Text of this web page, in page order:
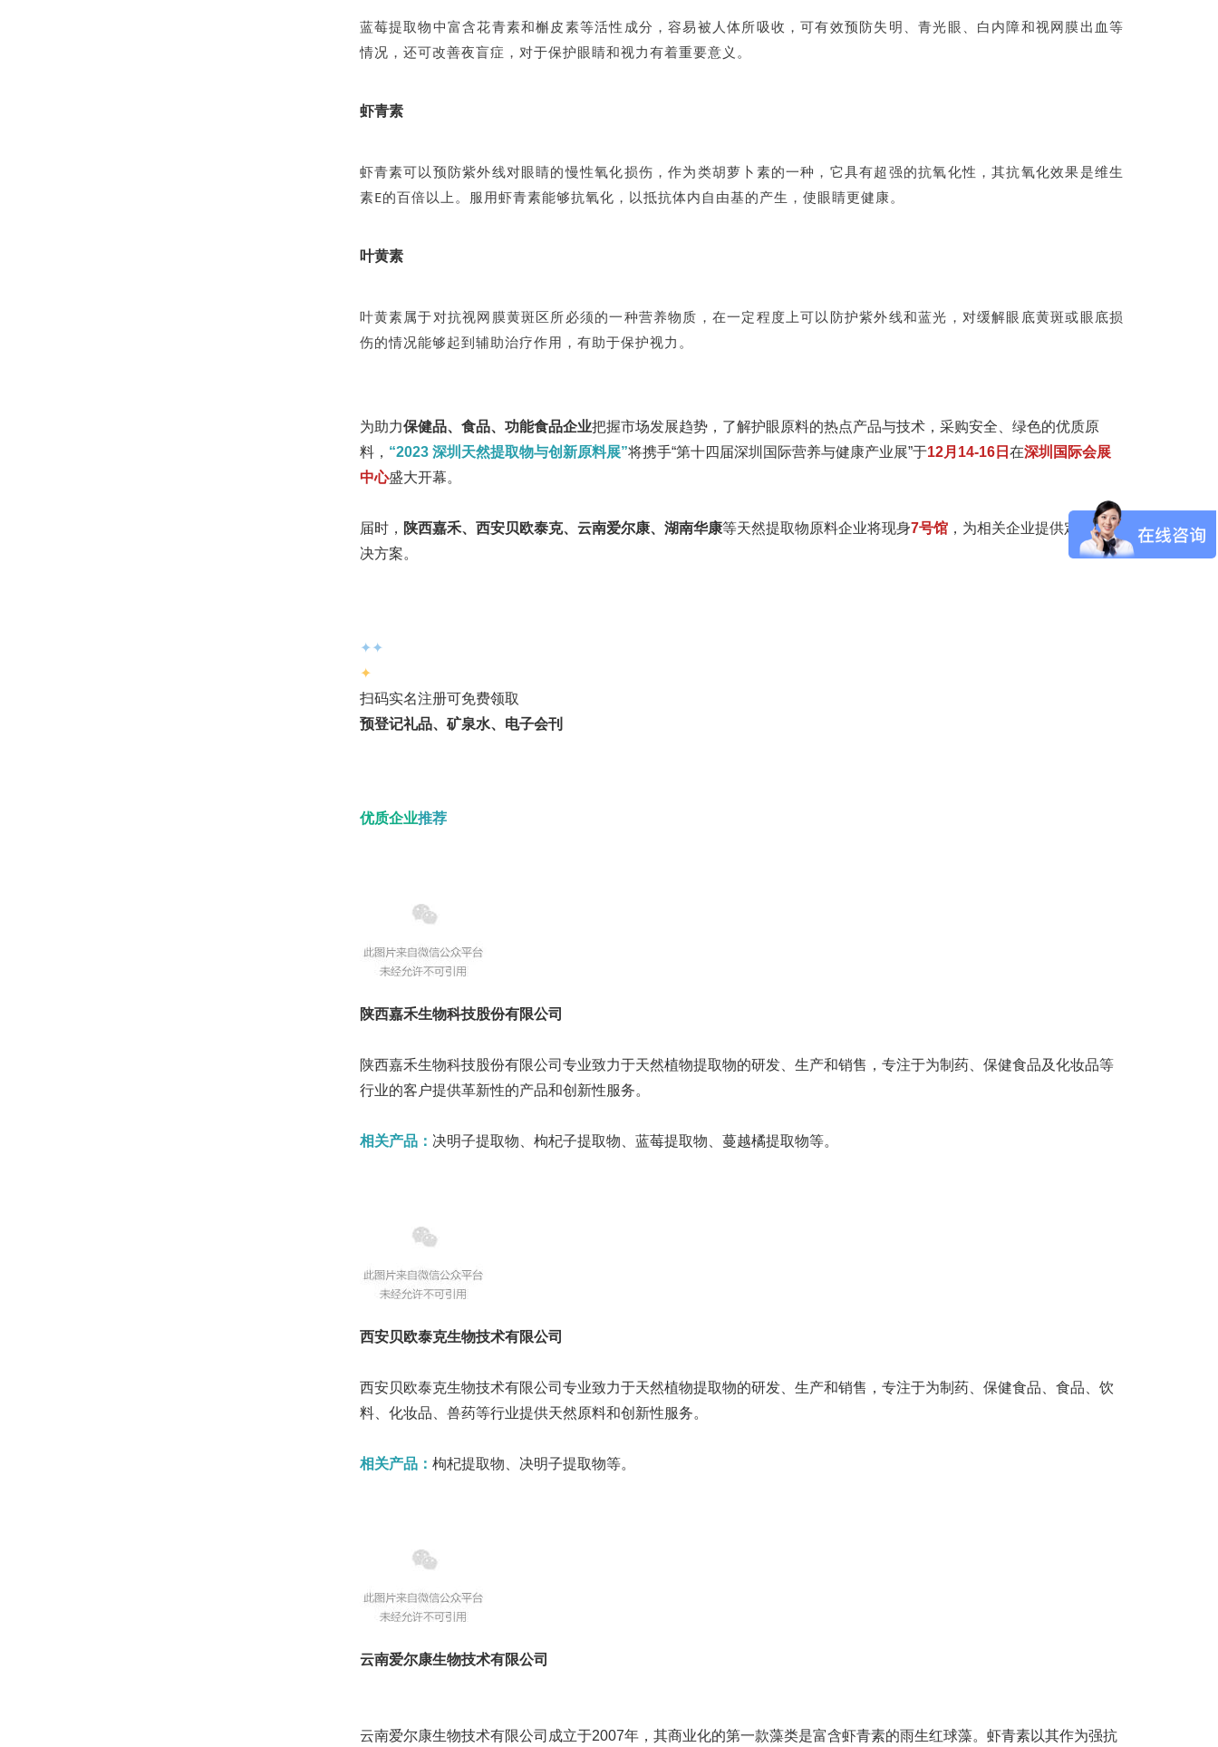
蓝莓提取物中富含花青素和槲皮素等活性成分，容易被人体所吸收，可有效预防失明、青光眼、白内障和视网膜出血等
情况，还可改善夜盲症，对于保护眼睛和视力有着重要意义。
虾青素
虾青素可以预防紫外线对眼睛的慢性氧化损伤，作为类胡萝卜素的一种，它具有超强的抗氧化性，其抗氧化效果是维生
素E的百倍以上。服用虾青素能够抗氧化，以抵抗体内自由基的产生，使眼睛更健康。
叶黄素
叶黄素属于对抗视网膜黄斑区所必须的一种营养物质，在一定程度上可以防护紫外线和蓝光，对缓解眼底黄斑或眼底损
伤的情况能够起到辅助治疗作用，有助于保护视力。
为助力保健品、食品、功能食品企业把握市场发展趋势，了解护眼原料的热点产品与技术，采购安全、绿色的优质原
料， “2023 深圳天然提取物与创新原料展”将携手“第十四届深圳国际营养与健康产业展”于12月14-16日 在深圳国际会展
中心盛大开幕。
届时， 陕西嘉禾、西安贝欧泰克、云南爱尔康、湖南华康等天然提取物原料企业将现身7号馆，为相关企业提供定制化解
决方案。
✦✦
✦
扫码实名注册可免费领取
预登记礼品、矿泉水、电子会刊
优质企业推荐
陕西嘉禾生物科技股份有限公司
陕西嘉禾生物科技股份有限公司专业致力于天然植物提取物的研发、生产和销售，专注于为制药、保健食品及化妆品等
行业的客户提供革新性的产品和创新性服务。
相关产品： 决明子提取物、枸杞子提取物、蓝莓提取物、蔓越橘提取物等。
西安贝欧泰克生物技术有限公司
西安贝欧泰克生物技术有限公司专业致力于天然植物提取物的研发、生产和销售，专注于为制药、保健食品、食品、饮
料、化妆品、兽药等行业提供天然原料和创新性服务。
相关产品： 枸杞提取物、决明子提取物等。
云南爱尔康生物技术有限公司
云南爱尔康生物技术有限公司成立于2007年，其商业化的第一款藻类是富含虾青素的雨生红球藻。虾青素以其作为强抗